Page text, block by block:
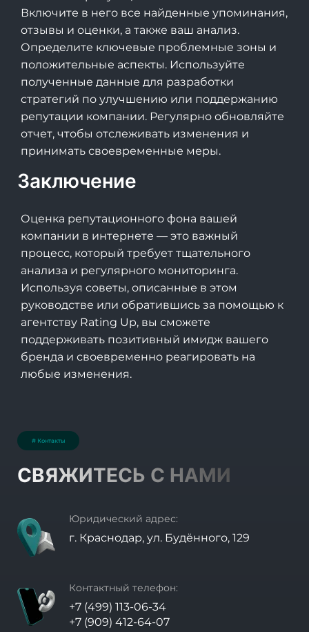
Включите в него все найденные упоминания,
отзывы и оценки, а также ваш анализ.
Определите ключевые проблемные зоны и
положительные аспекты. Используйте
полученные данные для разработки
стратегий по улучшению или поддержанию
репутации компании. Регулярно обновляйте
отчет, чтобы отслеживать изменения и
принимать своевременные меры.
Заключение
Оценка репутационного фона вашей
компании в интернете — это важный
процесс, который требует тщательного
анализа и регулярного мониторинга.
Используя советы, описанные в этом
руководстве или обратившись за помощью к
агентству Rating Up, вы сможете
поддерживать позитивный имидж вашего
бренда и своевременно реагировать на
любые изменения.
# Контакты
СВЯЖИТЕСЬ С НАМИ
Юридический адрес:
г. Краснодар, ул. Будённого, 129
Контактный телефон:
+7 (499) 113-06-34
+7 (909) 412-64-07